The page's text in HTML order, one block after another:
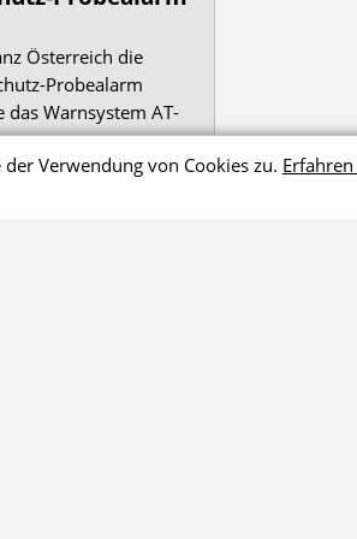
Österreich die
Probealarm
Warnsystem AT-
weiter»
Verwendung von Cookies zu. Erfahren